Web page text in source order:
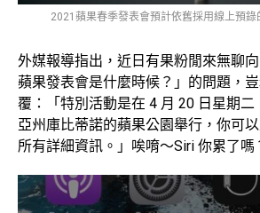
2021蘋果春季發表會預計依舊採用線上預
外媒報導指出，近日有果粉閒來無聊
蘋果發表會是什麼時候？」的問題，
覆：「特別活動是在 4 月 20 日星期二
亞州庫比蒂諾的蘋果公園舉行，你可
所有詳細資訊。」唉唷～Siri 你累了嗎